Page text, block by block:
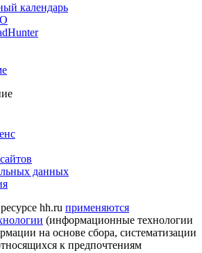
календарь
данных
hh.ru применяются
(информационные технологии
на основе сбора, систематизации
к предпочтениям